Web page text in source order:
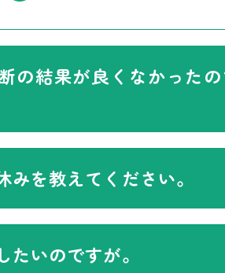
の結果が良くなかった
みを教えてください。
たいのですが。